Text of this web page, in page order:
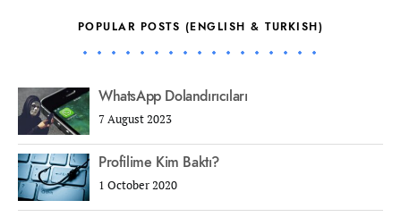
POPULAR POSTS (ENGLISH & TURKISH)
WhatsApp Dolandırıcıları
7 August 2023
Profilime Kim Baktı?
1 October 2020